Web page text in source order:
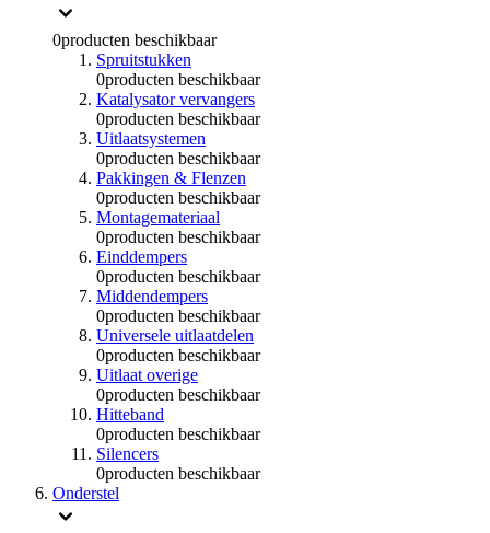
0producten beschikbaar
Spruitstukken
0producten beschikbaar
Katalysator vervangers
0producten beschikbaar
Uitlaatsystemen
0producten beschikbaar
Pakkingen & Flenzen
0producten beschikbaar
Montagemateriaal
0producten beschikbaar
Einddempers
0producten beschikbaar
Middendempers
0producten beschikbaar
Universele uitlaatdelen
0producten beschikbaar
Uitlaat overige
0producten beschikbaar
Hitteband
0producten beschikbaar
Silencers
0producten beschikbaar
Onderstel